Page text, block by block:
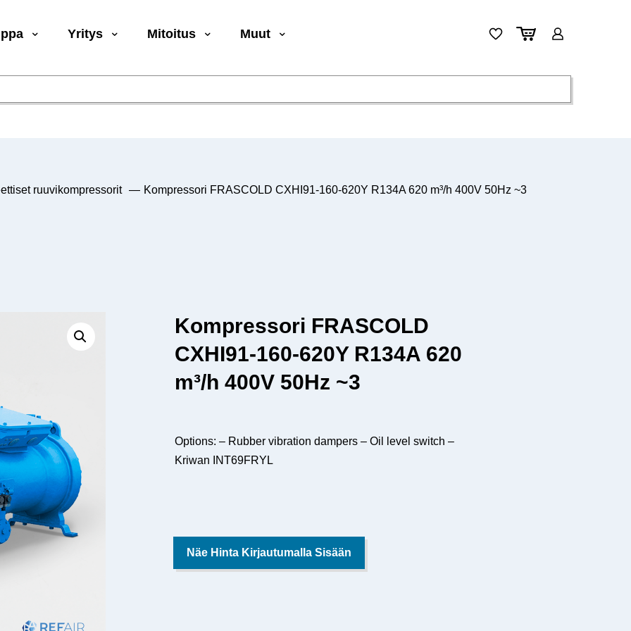
Yritys Mitoitus Muut
ruuvikompressorit — Kompressori FRASCOLD CXHI91-160-620Y R134A 620 m³/h 400V 50Hz ~3
Kompressori FRASCOLD
CXHI91-160-620Y R134A 620
m³/h 400V 50Hz ~3
Options: – Rubber vibration dampers – Oil level switch –
Kriwan INT69FRYL
Näe Hinta Kirjautumalla Sisään